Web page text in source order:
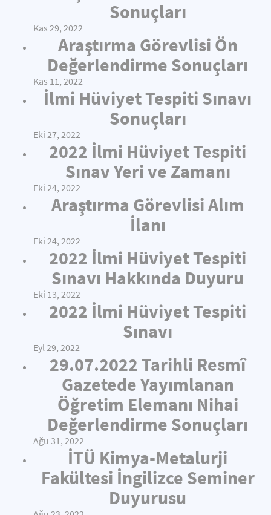
Sonuçları
Kas 29, 2022
Araştırma Görevlisi Ön
Değerlendirme Sonuçları
Kas 11, 2022
İlmi Hüviyet Tespiti Sınavı
Sonuçları
Eki 27, 2022
2022 İlmi Hüviyet Tespiti
Sınav Yeri ve Zamanı
Eki 24, 2022
Araştırma Görevlisi Alım
İlanı
Eki 24, 2022
2022 İlmi Hüviyet Tespiti
Sınavı Hakkında Duyuru
Eki 13, 2022
2022 İlmi Hüviyet Tespiti
Sınavı
Eyl 29, 2022
29.07.2022 Tarihli Resmî
Gazetede Yayımlanan
Öğretim Elemanı Nihai
Değerlendirme Sonuçları
Ağu 31, 2022
İTÜ Kimya-Metalurji
Fakültesi İngilizce Seminer
Duyurusu